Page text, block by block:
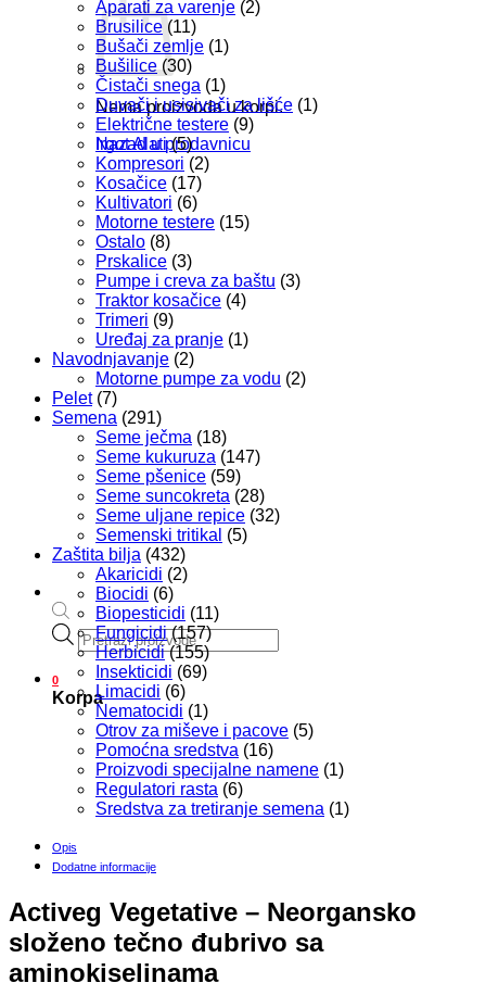
Nema proizvoda u korpi.
Nazad u prodavnicu
Products
search
0
Korpa
Aparati za varenje (2)
Brusilice (11)
Bušači zemlje (1)
Bušilice (30)
Čistači snega (1)
Duvači i usisivači za lišće (1)
Električne testere (9)
Irgot Alati (5)
Kompresori (2)
Kosačice (17)
Kultivatori (6)
Motorne testere (15)
Ostalo (8)
Prskalice (3)
Pumpe i creva za baštu (3)
Traktor kosačice (4)
Trimeri (9)
Uređaj za pranje (1)
Navodnjavanje (2)
Motorne pumpe za vodu (2)
Pelet (7)
Semena (291)
Seme ječma (18)
Seme kukuruza (147)
Seme pšenice (59)
Seme suncokreta (28)
Seme uljane repice (32)
Semenski tritikal (5)
Zaštita bilja (432)
Akaricidi (2)
Biocidi (6)
Biopesticidi (11)
Fungicidi (157)
Herbicidi (155)
Insekticidi (69)
Limacidi (6)
Nematocidi (1)
Otrov za miševe i pacove (5)
Pomoćna sredstva (16)
Proizvodi specijalne namene (1)
Regulatori rasta (6)
Sredstva za tretiranje semena (1)
Opis
Dodatne informacije
Activeg Vegetative – Neorgansko
složeno tečno đubrivo sa
aminokiselinama